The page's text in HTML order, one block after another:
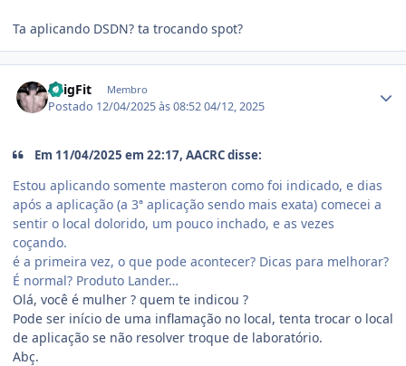
Ta aplicando DSDN? ta trocando spot?
xBigFit Membro
Postado 12/04/2025 às 08:5204/12, 2025
Em 11/04/2025 em 22:17, AACRC disse:
Estou aplicando somente masteron como foi indicado, e dias
após a aplicação (a 3ª aplicação sendo mais exata) comecei a
sentir o local dolorido, um pouco inchado, e as vezes
coçando.
é a primeira vez, o que pode acontecer? Dicas para melhorar?
É normal? Produto Lander…
Olá, você é mulher ? quem te indicou ?
Pode ser início de uma inflamação no local, tenta trocar o local
de aplicação se não resolver troque de laboratório.
Abç.